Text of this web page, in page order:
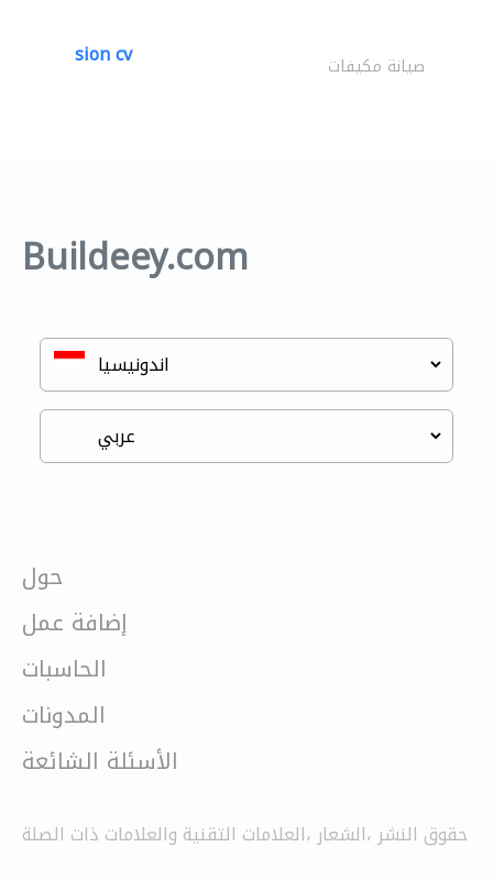
sion cv صيانة مكيفات
Buildeey.com
حول
إضافة عمل
الحاسبات
المدونات
الأسئلة الشائعة
حقوق النشر ،الشعار ،العلامات التقنية والعلامات ذات الصلة